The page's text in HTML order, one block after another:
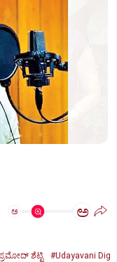
ಅ ಅ
ಶೆಟ್ಟಿ
#Udayavani Dig